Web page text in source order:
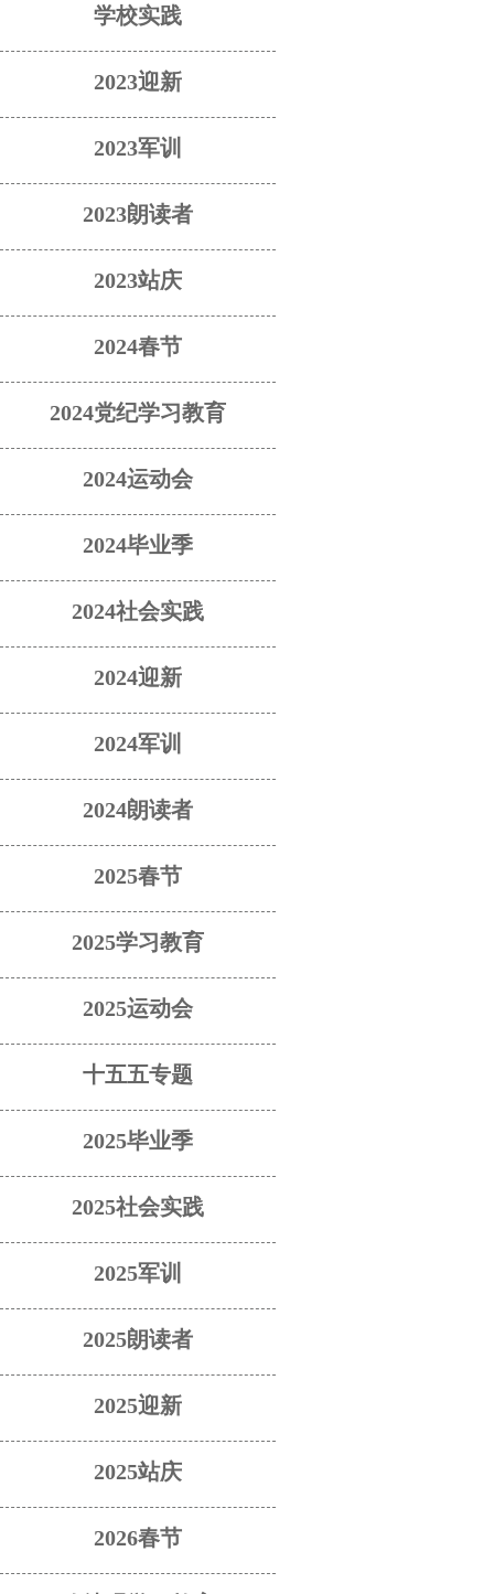
学校实践
2023迎新
2023军训
2023朗读者
2023站庆
2024春节
2024党纪学习教育
2024运动会
2024毕业季
2024社会实践
2024迎新
2024军训
2024朗读者
2025春节
2025学习教育
2025运动会
十五五专题
2025毕业季
2025社会实践
2025军训
2025朗读者
2025迎新
2025站庆
2026春节